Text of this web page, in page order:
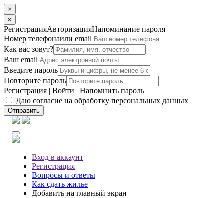
×
×
РегистрацияАвторизацияНапоминание пароля
Номер телефонаили email
Как вас зовут?
Ваш email
Введите пароль
Повторите пароль
Регистрация | Войти | Напомнить пароль
Даю согласие на обработку персональных данных
Отправить
Вход в аккаунт
Регистрация
Вопросы и ответы
Как сдать жилье
Добавить на главный экран